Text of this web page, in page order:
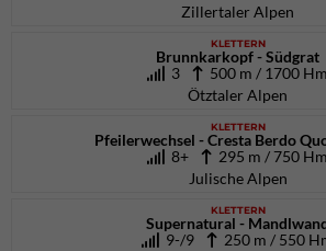
Zillertaler Alpen
KLETTERN
Brunnkarkopf - Südgrat
3
500 m / 1700 Hm
Ötztaler Alpen
KLETTERN
Pfeilerwechsel - Cresta Berdo
8+
295 m / 750 Hm
Julische Alpen
KLETTERN
Supernatural -
9-/9
250 m / 550